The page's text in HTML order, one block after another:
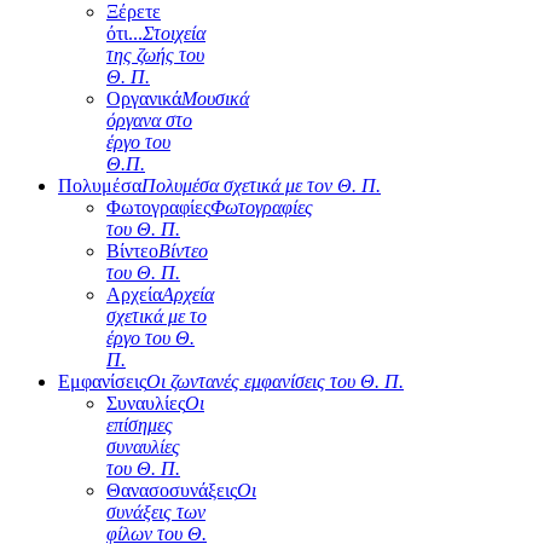
Ξέρετε
ότι...Στοιχεία
της ζωής του
Θ. Π.
ΟργανικάΜουσικά
όργανα στο
έργο του
Θ.Π.
ΠολυμέσαΠολυμέσα σχετικά με τον Θ. Π.
ΦωτογραφίεςΦωτογραφίες
του Θ. Π.
ΒίντεοΒίντεο
του Θ. Π.
ΑρχείαΑρχεία
σχετικά με το
έργο του Θ.
Π.
ΕμφανίσειςΟι ζωντανές εμφανίσεις του Θ. Π.
ΣυναυλίεςΟι
επίσημες
συναυλίες
του Θ. Π.
ΘανασοσυνάξειςΟι
συνάξεις των
φίλων του Θ.